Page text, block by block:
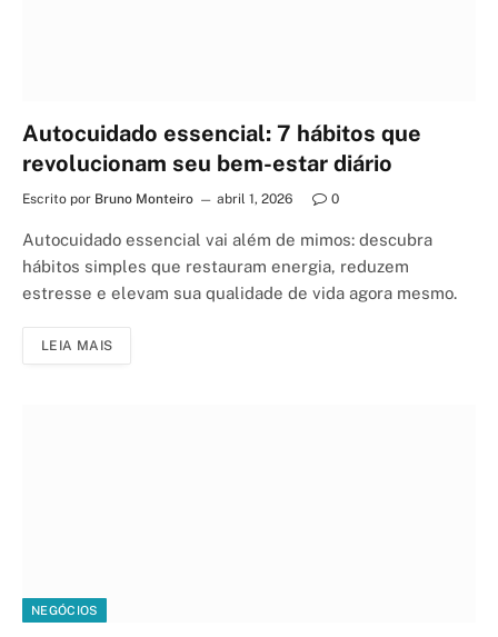
Autocuidado essencial: 7 hábitos que
revolucionam seu bem-estar diário
Escrito por Bruno Monteiro abril 1, 2026 0
Autocuidado essencial vai além de mimos: descubra
hábitos simples que restauram energia, reduzem
estresse e elevam sua qualidade de vida agora mesmo.
LEIA MAIS
NEGÓCIOS